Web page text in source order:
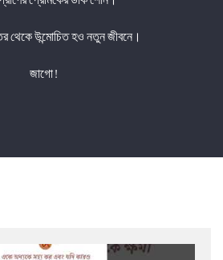
থেকে উন্মোচিত হও নতুন জীবনে।
জাগো!